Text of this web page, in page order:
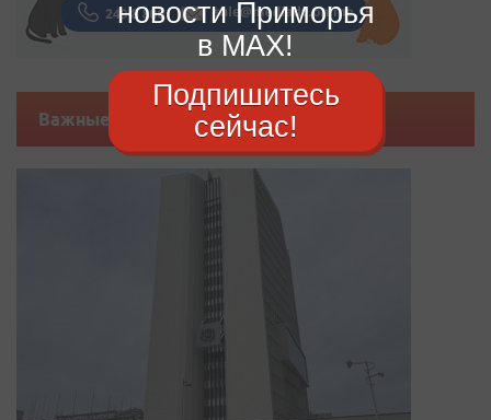
Важные новости
новости Приморья
в MAX!
Подпишитесь
сейчас!